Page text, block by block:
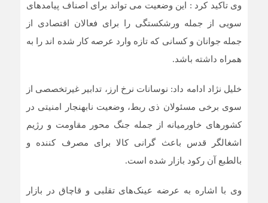
وی تاکید کرد : این وضعیت می تواند برای اصناف پیامدهای
سویی از جمله ورشکستگی را برای فعالان اقتصادی از
جمله جوانان و کسانی که تازه وارد عرصه کار شده اند را به
همراه داشته باشد.
خلیل نژاد ادامه داد: نوسانات نرخ ارز، تدابیر غیرتخصصی از
سوی برخی مسئولان ذی ربط، وضعیت نابهنجار امنیتی در
کشورهای خاورمیانه از جمله جنگ محور مقاومت و رژیم
اشغالگر قدس باعث گرانی کالا برای مصرف کننده و
بالطبع آن رکود بازار شده است.
وی با اشاره به عرضه عینک‌های تقلبی و قاچاق در بازار